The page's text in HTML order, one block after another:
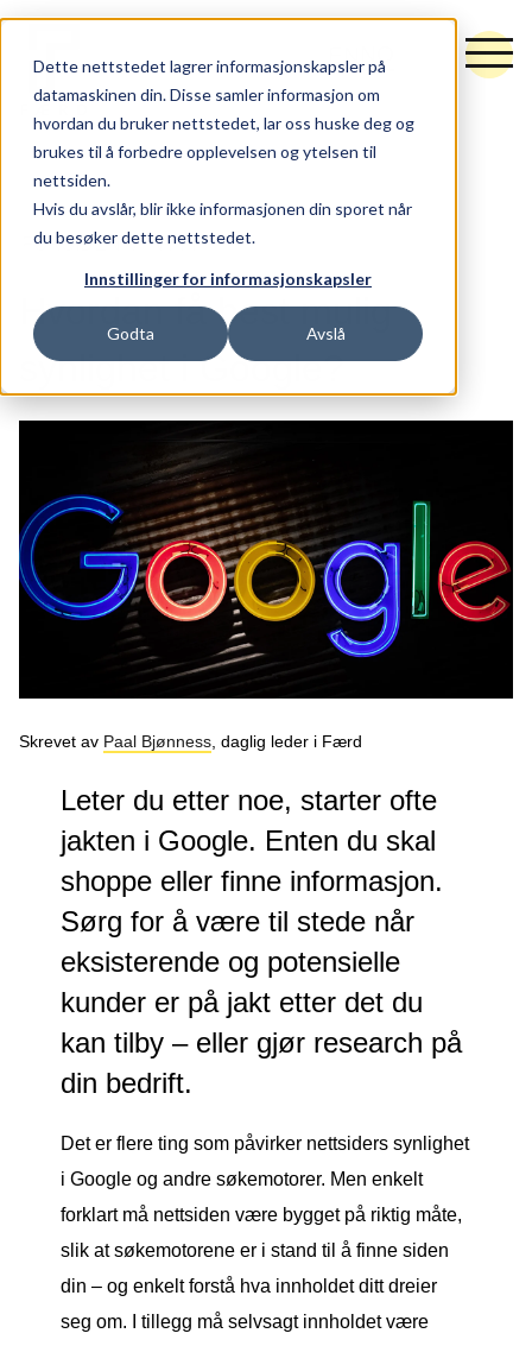
Dette nettstedet lagrer informasjonskapsler på
datamaskinen din. Disse samler informasjon om
hvordan du bruker nettstedet, lar oss huske deg og
brukes til å forbedre opplevelsen og ytelsen til
nettsiden.
Hvis du avslår, blir ikke informasjonen din sporet når
du besøker dette nettstedet.
Innstillinger for informasjonskapsler
Godta Avslå
Tjenester
Idé og utforming
Synlighet og vekst
Arbeider
Nytt
Podcast
Om oss
Kontakt
Nyhetsbrev
EN
FORSIDEN NYTT
Hvordan få best mulig
synlighet i Google?
Skrevet av Paal Bjønness , daglig leder i Færd
Leter du etter noe, starter ofte
jakten i Google. Enten du skal
shoppe eller finne informasjon.
Sørg for å være til stede når
eksisterende og potensielle
kunder er på jakt etter det du
kan tilby – eller gjør research på
din bedrift.
Det er flere ting som påvirker nettsiders synlighet
i Google og andre søkemotorer. Men enkelt
forklart må nettsiden være bygget på riktig måte,
slik at søkemotorene er i stand til å finne siden
din – og enkelt forstå hva innholdet ditt dreier
seg om. I tillegg må selvsagt innholdet være